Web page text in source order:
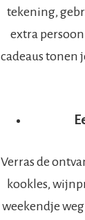
tekening,
extra
cadeaus tonen
Verras de
kookles,
weekendje